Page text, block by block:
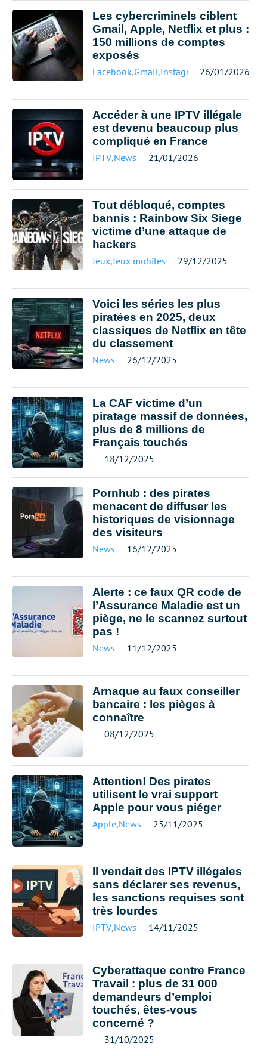
Les cybercriminels ciblent
Gmail, Apple, Netflix et plus :
150 millions de comptes
exposés
Facebook,Gmail,Instagram,Netflix
26/01/2026
Accéder à une IPTV illégale
est devenu beaucoup plus
compliqué en France
IPTV,News 21/01/2026
Tout débloqué, comptes
bannis : Rainbow Six Siege
victime d’une attaque de
hackers
Jeux,Jeux mobiles 29/12/2025
Voici les séries les plus
piratées en 2025, deux
classiques de Netflix en tête
du classement
News 26/12/2025
La CAF victime d’un
piratage massif de données,
plus de 8 millions de
Français touchés
18/12/2025
Pornhub : des pirates
menacent de diffuser les
historiques de visionnage
des visiteurs
News 16/12/2025
Alerte : ce faux QR code de
l’Assurance Maladie est un
piège, ne le scannez surtout
pas !
News 11/12/2025
Arnaque au faux conseiller
bancaire : les pièges à
connaître
08/12/2025
Attention! Des pirates
utilisent le vrai support
Apple pour vous piéger
Apple,News 25/11/2025
Il vendait des IPTV illégales
sans déclarer ses revenus,
les sanctions requises sont
très lourdes
IPTV,News 14/11/2025
Cyberattaque contre France
Travail : plus de 31 000
demandeurs d’emploi
touchés, êtes-vous
concerné ?
31/10/2025